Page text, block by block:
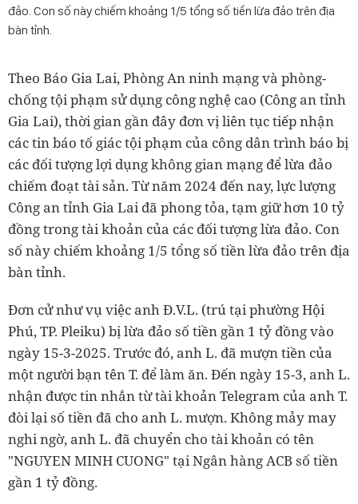
đảo. Con số này chiếm khoảng 1/5 tổng số tiền lừa đảo trên địa
bàn tỉnh.
Theo Báo Gia Lai, Phòng An ninh mạng và phòng-
chống tội phạm sử dụng công nghệ cao (Công an tỉnh
Gia Lai), thời gian gần đây đơn vị liên tục tiếp nhận
các tin báo tố giác tội phạm của công dân trình báo bị
các đối tượng lợi dụng không gian mạng để lừa đảo
chiếm đoạt tài sản. Từ năm 2024 đến nay, lực lượng
Công an tỉnh Gia Lai đã phong tỏa, tạm giữ hơn 10 tỷ
đồng trong tài khoản của các đối tượng lừa đảo. Con
số này chiếm khoảng 1/5 tổng số tiền lừa đảo trên địa
bàn tỉnh.
Đơn cử như vụ việc anh Đ.V.L. (trú tại phường Hội
Phú, TP. Pleiku) bị lừa đảo số tiền gần 1 tỷ đồng vào
ngày 15-3-2025. Trước đó, anh L. đã mượn tiền của
một người bạn tên T. để làm ăn. Đến ngày 15-3, anh L.
nhận được tin nhắn từ tài khoản Telegram của anh T.
đòi lại số tiền đã cho anh L. mượn. Không mảy may
nghi ngờ, anh L. đã chuyển cho tài khoản có tên
"NGUYEN MINH CUONG" tại Ngân hàng ACB số tiền
gần 1 tỷ đồng.